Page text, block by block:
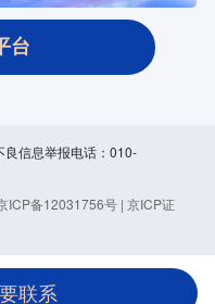
台
联系
信息举报电话：010-
ICP备12031756号 | 京ICP证